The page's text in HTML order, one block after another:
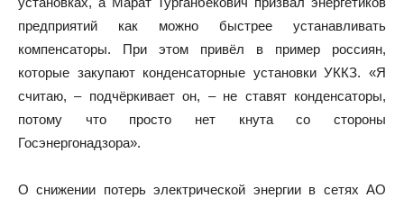
предприятий как можно быстрее устанавливать
компенсаторы. При этом привёл в пример россиян,
которые закупают конденсаторные установки УККЗ. «Я
считаю, – подчёркивает он, – не ставят конденсаторы,
потому что просто нет кнута со стороны
Госэнергонадзора».
О снижении потерь электрической энергии в сетях АО